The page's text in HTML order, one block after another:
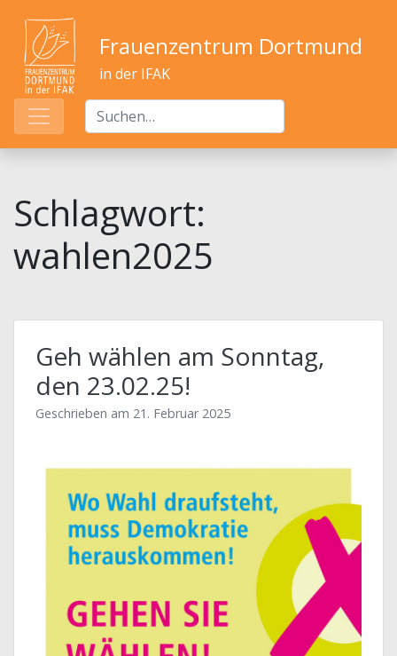
Frauenzentrum Dortmund
in der IFAK
Schlagwort:
wahlen2025
Geh wählen am Sonntag,
den 23.02.25!
Geschrieben am 21. Februar 2025